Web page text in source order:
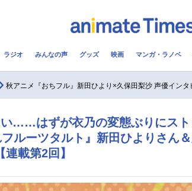
コスプレ 2.5次元
アニメ映画一覧
ラジオ みんなの声 グッズ 映画 マンガ・ラノベ
秋アニメ『おちフル』新田ひより×久保田梨沙 声優インタ
……はずが衣乃の変態ぶりにス
ルーツタルト』新田ひよりさん＆
載第2回】